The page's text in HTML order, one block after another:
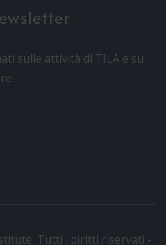
sulle attività di TILA e su
Tutti i diritti riservati -